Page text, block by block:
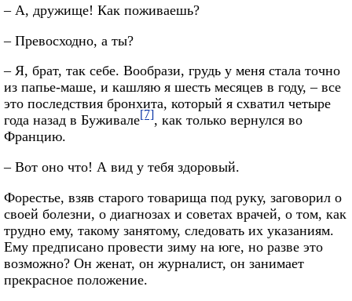
– А, дружище! Как поживаешь?
– Превосходно, а ты?
– Я, брат, так себе. Вообрази, грудь у меня стала точно
из папье-маше, и кашляю я шесть месяцев в году, – все
это последствия бронхита, который я схватил четыре
года назад в Буживале[7], как только вернулся во
Францию.
– Вот оно что! А вид у тебя здоровый.
Форестье, взяв старого товарища под руку, заговорил о
своей болезни, о диагнозах и советах врачей, о том, как
трудно ему, такому занятому, следовать их указаниям.
Ему предписано провести зиму на юге, но разве это
возможно? Он женат, он журналист, он занимает
прекрасное положение.